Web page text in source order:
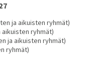
ja aikuisten ryhmät)
aikuisten ryhmät)
ja aikuisten ryhmät)
ryhmät)